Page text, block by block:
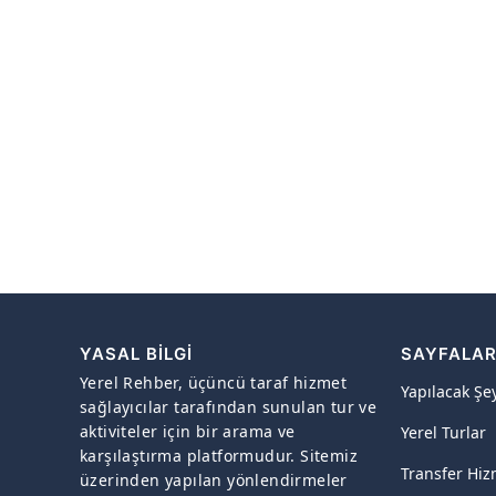
YASAL BILGI
Yerel Rehber, üçüncü taraf hizmet
sağlayıcılar tarafından sunulan tur ve
aktiviteler için bir arama ve
karşılaştırma platformudur. Sitemiz
üzerinden yapılan yönlendirmeler
SAYFALAR
Yapılacak
Yerel Turlar
Transfer